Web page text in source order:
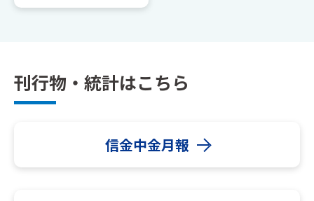
刊行物・統計はこちら
信金中金月報